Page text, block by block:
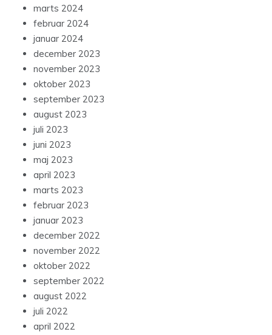
marts 2024
februar 2024
januar 2024
december 2023
november 2023
oktober 2023
september 2023
august 2023
juli 2023
juni 2023
maj 2023
april 2023
marts 2023
februar 2023
januar 2023
december 2022
november 2022
oktober 2022
september 2022
august 2022
juli 2022
april 2022